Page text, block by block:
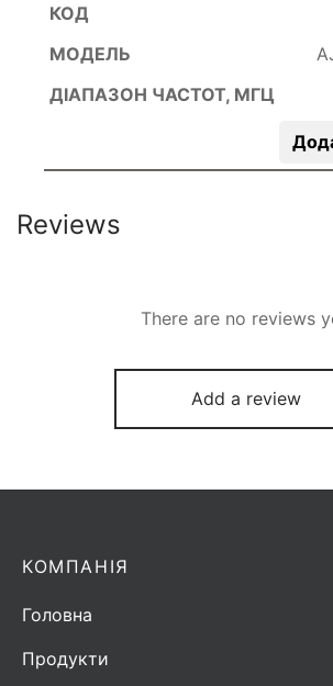
Reviews
There are no reviews
Add a review
КОМПАНІЯ
Головна
Продукти